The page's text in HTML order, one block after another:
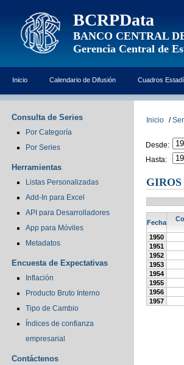
BCRPData
BANCO CENTRAL
Gerencia Central de
Inicio Calendario de Difusión Cuadros
Consulta de Series
Por Categoría
Por Series
Herramientas
Listas Personalizadas
Add-In para Excel
API para Desarrolladores
App para Móviles
Metadatos
Encuesta de Expectativas
Inflación
Producto Bruto Interno
Tipo de Cambio
Índices de confianza
empresarial
Contáctenos
Inicio /
Desde:
Hasta:
Fecha
1950
1951
1952
1953
1954
1955
1956
1957